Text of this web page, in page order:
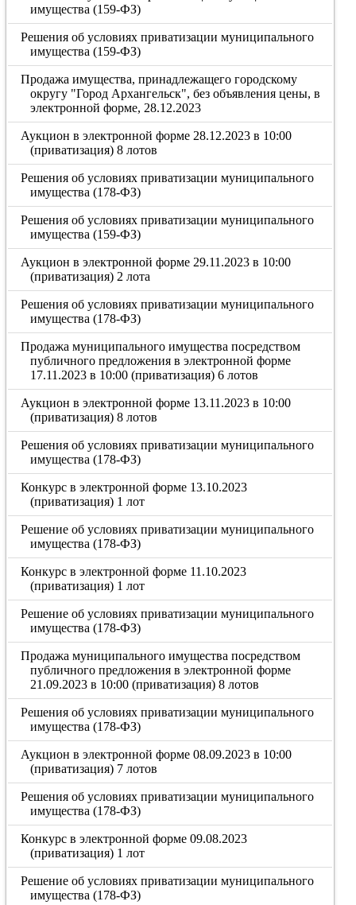
имущества (159-ФЗ)
Решения об условиях приватизации муниципального
имущества (159-ФЗ)
Продажа имущества, принадлежащего городскому
округу "Город Архангельск", без объявления цены, в
электронной форме, 28.12.2023
Аукцион в электронной форме 28.12.2023 в 10:00
(приватизация) 8 лотов
Решения об условиях приватизации муниципального
имущества (178-ФЗ)
Решения об условиях приватизации муниципального
имущества (159-ФЗ)
Аукцион в электронной форме 29.11.2023 в 10:00
(приватизация) 2 лота
Решения об условиях приватизации муниципального
имущества (178-ФЗ)
Продажа муниципального имущества посредством
публичного предложения в электронной форме
17.11.2023 в 10:00 (приватизация) 6 лотов
Аукцион в электронной форме 13.11.2023 в 10:00
(приватизация) 8 лотов
Решения об условиях приватизации муниципального
имущества (178-ФЗ)
Конкурс в электронной форме 13.10.2023
(приватизация) 1 лот
Решение об условиях приватизации муниципального
имущества (178-ФЗ)
Конкурс в электронной форме 11.10.2023
(приватизация) 1 лот
Решение об условиях приватизации муниципального
имущества (178-ФЗ)
Продажа муниципального имущества посредством
публичного предложения в электронной форме
21.09.2023 в 10:00 (приватизация) 8 лотов
Решения об условиях приватизации муниципального
имущества (178-ФЗ)
Аукцион в электронной форме 08.09.2023 в 10:00
(приватизация) 7 лотов
Решения об условиях приватизации муниципального
имущества (178-ФЗ)
Конкурс в электронной форме 09.08.2023
(приватизация) 1 лот
Решение об условиях приватизации муниципального
имущества (178-ФЗ)